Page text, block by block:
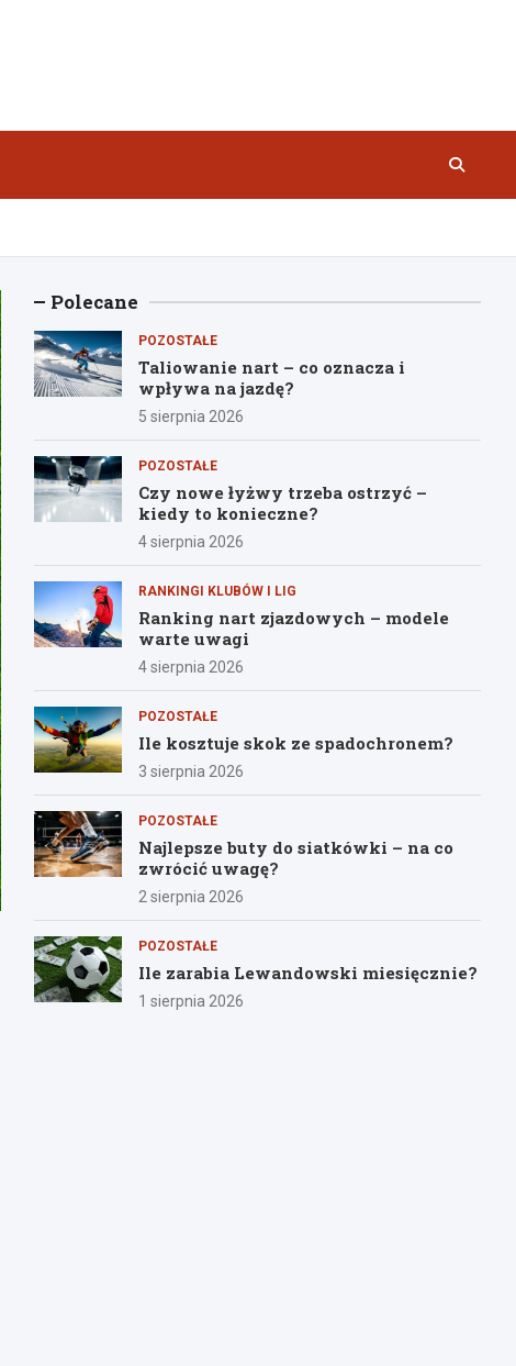
Polecane
POZOSTAŁE
Taliowanie nart – co oznacza i
wpływa na jazdę?
5 sierpnia 2026
POZOSTAŁE
Czy nowe łyżwy trzeba ostrzyć –
kiedy to konieczne?
4 sierpnia 2026
RANKINGI KLUBÓW I LIG
Ranking nart zjazdowych – modele
warte uwagi
4 sierpnia 2026
POZOSTAŁE
Ile kosztuje skok ze spadochronem?
3 sierpnia 2026
POZOSTAŁE
Najlepsze buty do siatkówki – na co
zwrócić uwagę?
2 sierpnia 2026
POZOSTAŁE
Ile zarabia Lewandowski miesięcznie?
1 sierpnia 2026